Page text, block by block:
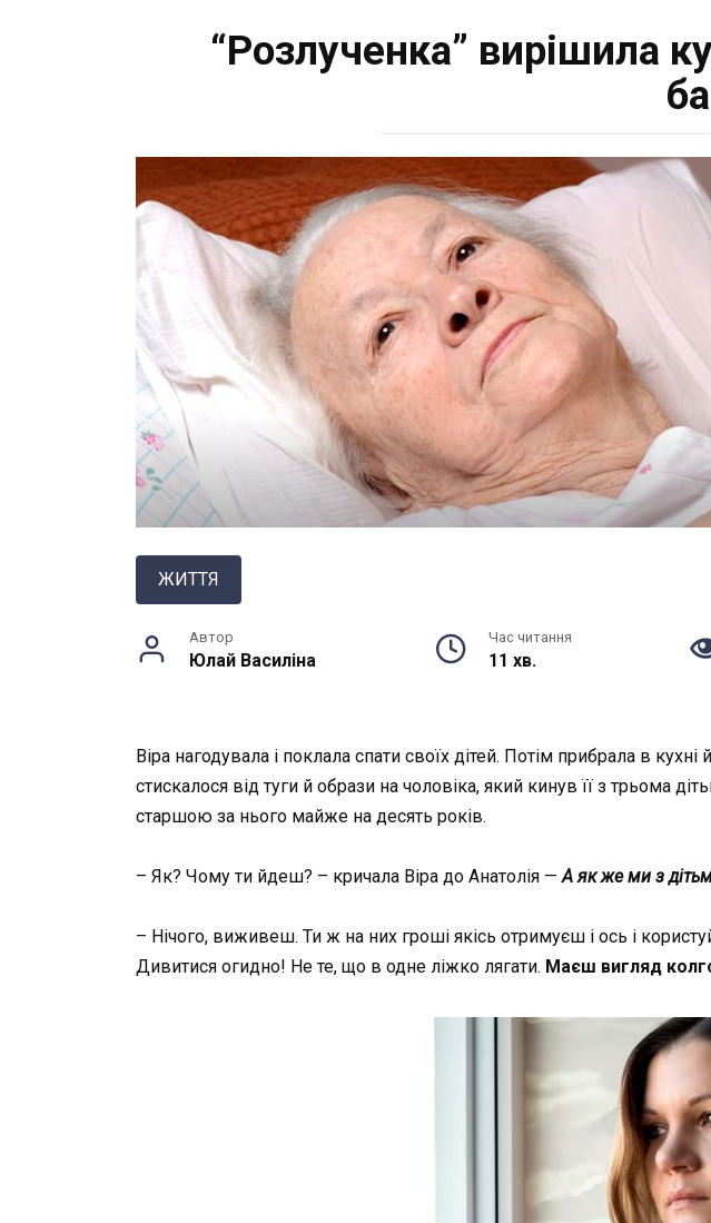
“Розлученка” вирішила
ЖИТТЯ
Автор
Юлай Василiна
Час читання
11 хв.
Віра нагодувала і поклала спати своїх дітей. Потім прибрала в
стискалося від туги й образи на чоловіка, який кинув її з трьома
старшою за нього майже на десять років.
– Як? Чому ти йдеш? – кричала Віра до Анатолія — А як же ми з
– Нічого, виживеш. Ти ж на них гроші якісь отримуєш і ось і
Дивитися огидно! Не те, що в одне ліжко лягати. Маєш вигляд